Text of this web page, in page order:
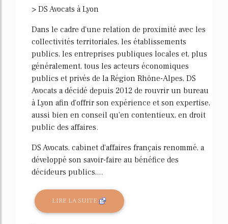
> DS Avocats à Lyon
Dans le cadre d'une relation de proximité avec les
collectivités territoriales, les établissements
publics, les entreprises publiques locales et, plus
généralement, tous les acteurs économiques
publics et privés de la Région Rhône-Alpes, DS
Avocats a décidé depuis 2012 de rouvrir un bureau
à Lyon afin d'offrir son expérience et son expertise,
aussi bien en conseil qu'en contentieux, en droit
public des affaires.
DS Avocats, cabinet d'affaires français renommé, a
développé son savoir-faire au bénéfice des
décideurs publics,...
LIRE LA SUITE